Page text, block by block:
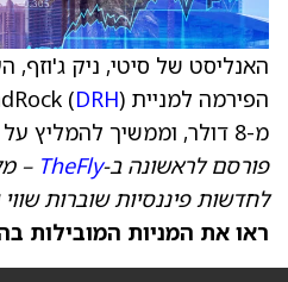
האנליסט של סיטי, ניק ג'וזף,
הפירמה למניית DiamondRock ( DRH
מ-8 דולר, וממשיך להמליץ על המניה בדירוג נייטרלי.
פורסם לראשונה ב-TheFly
–
לחדשות פיננסיות שוברות
ראו את המניות המובילות